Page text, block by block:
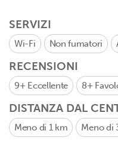
SERVIZI
Wi-Fi Non fumatori
RECENSIONI
9+ Eccellente 8+
DISTANZA DAL
Meno di 1 km Meno di